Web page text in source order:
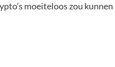
moeiteloos zou kunnen